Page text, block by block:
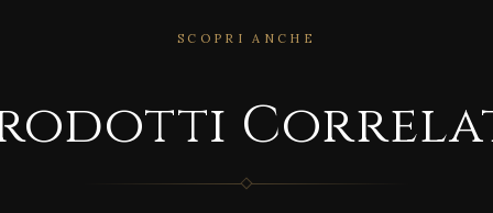
SCOPRI ANCHE
2
MD/9
589